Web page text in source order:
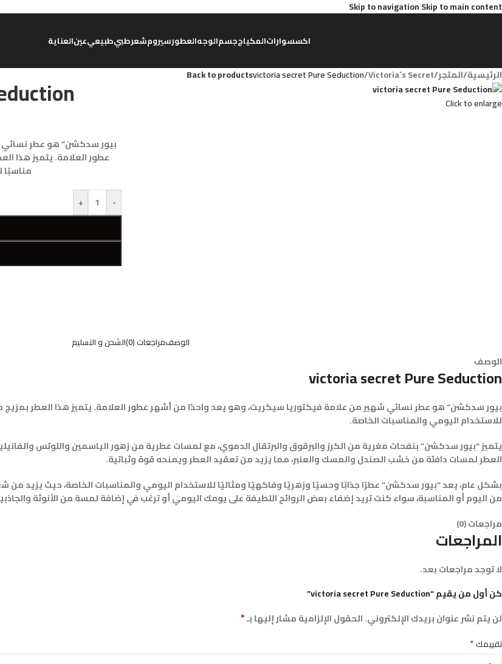
Skip to navigationSkip to main content
اكسسواراتالمكياججسمالوجهالعطورسيرومشعرطبيطبيعيعينالعناية
الرئيسية/المتجر/
Victoria´s Secret
/
victoria secret Pure Seduction
Back to products
Click to enlarge
بيور سدكشن” هو عطر نسائي
عطور العلامة. يتميز هذا
مناسبًا
-
+
الوصفمراجعات (0) الشحن و التسليم
الوصف
victoria secret Pure Seduction
بيور سدكشن” هو عطر نسائي شهير من علامة فيكتوريا سيكريت، وهو يعد واحدًا من أشهر عطور العلامة. يتميز هذا العطر بمزيج
للاستخدام اليومي والمناسبات الخاصة.
يتميز “بيور سدكشن” بنفحات مغرية من الكرز والبرقوق والبرتقال الدموي، مع لمسات عطرية من زهور الياسمين واللوتس
العطر لمسات دافئة من خشب الصندل والمسك والعنبر، مما يزيد من تعقيد العطر ويمنحه قوة وثباتية.
بشكل عام، يعد “بيور سدكشن” عطرًا جذابًا وحسيًا وزهريًا وفاكهيًا ومثاليًا للاستخدام اليومي والمناسبات الخاصة، حيث يزيد
من اليوم أو المناسبة، سواء كنت تريد إضفاء بعض الروائح اللطيفة على يومك اليومي أو ترغب في إضافة لمسة من الأنوثة
مراجعات (0)
المراجعات
لا توجد مراجعات بعد.
كن أول من يقيم “victoria secret Pure Seduction”
لن يتم نشر عنوان بريدك الإلكتروني.الحقول الإلزامية مشار إليها بـ*
تقييمك*